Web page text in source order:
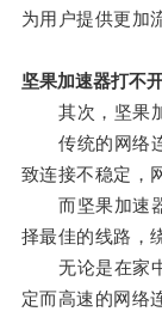
为用户提供更加
坚果加速器打不
其次，坚果加
传统的网络连
致连接不稳定，
而坚果加速器
择最佳的线路，
无论是在家中
定而高速的网络